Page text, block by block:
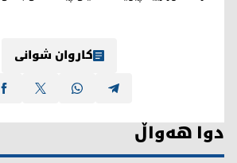
کاروان شوانی
دوا هەواڵ